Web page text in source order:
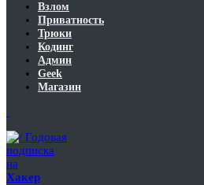
Взлом
Приватность
Трюки
Кодинг
Админ
Geek
Магазин
Годовая
подписка
на
Хакер